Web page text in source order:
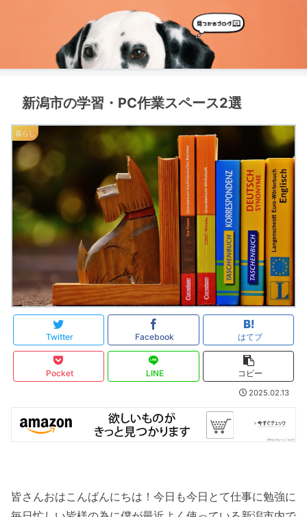
新潟市の学習・PC作業スペース2選
暮らし
Twitter Facebook はてブ
Pocket LINE コピー
2025.02.13
皆さんおはこんばんにちは！今日も今日とて仕事に勉強に